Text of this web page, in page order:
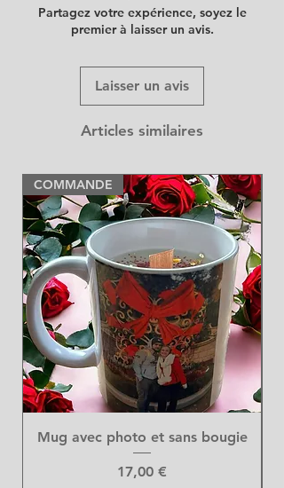
Partagez votre expérience, soyez le
premier à laisser un avis.
Laisser un avis
Articles similaires
COMMANDE
Mug avec photo et sans bougie
Prix
17,00 €